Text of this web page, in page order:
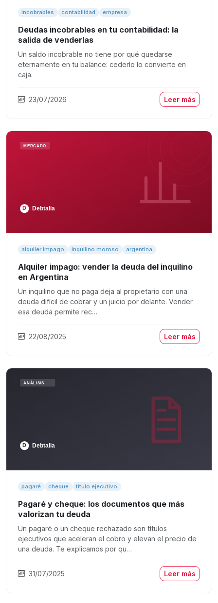
incobrables contabilidad empresa
Deudas incobrables en tu contabilidad: la
salida de venderlas
Un saldo incobrable no tiene por qué quedarse
eternamente en tu balance: cederlo lo convierte en
caja.
23/07/2026 Leer más
alquiler impago inquilino moroso argentina
Alquiler impago: vender la deuda del inquilino
en Argentina
Un inquilino que no paga deja al propietario con una
deuda difícil de cobrar y un juicio por delante. Vender
esa deuda permite rec…
22/08/2025 Leer más
pagaré cheque título ejecutivo
Pagaré y cheque: los documentos que más
valorizan tu deuda
Un pagaré o un cheque rechazado son títulos
ejecutivos que aceleran el cobro y elevan el precio de
una deuda. Te explicamos por qu…
31/07/2025 Leer más